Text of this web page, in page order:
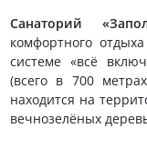
Санаторий
комфортного
системе «всё
(всего в 700
находится на
вечнозелёных